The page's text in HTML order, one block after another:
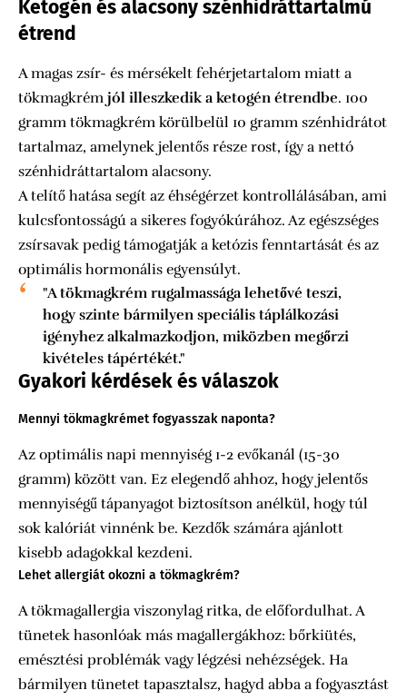
Ketogén és alacsony szénhidráttartalmú
étrend
A magas zsír- és mérsékelt fehérjetartalom miatt a
tökmagkrém jól illeszkedik a ketogén étrendbe. 100
gramm tökmagkrém körülbelül 10 gramm szénhidrátot
tartalmaz, amelynek jelentős része rost, így a nettó
szénhidráttartalom alacsony.
A telítő hatása segít az éhségérzet kontrollálásában, ami
kulcsfontosságú a sikeres fogyókúrához. Az egészséges
zsírsavak pedig támogatják a ketózis fenntartását és az
optimális hormonális egyensúlyt.
"A tökmagkrém rugalmassága lehetővé teszi,
hogy szinte bármilyen speciális táplálkozási
igényhez alkalmazkodjon, miközben megőrzi
kivételes tápértékét."
Gyakori kérdések és válaszok
Mennyi tökmagkrémet fogyasszak naponta?
Az optimális napi mennyiség 1-2 evőkanál (15-30
gramm) között van. Ez elegendő ahhoz, hogy jelentős
mennyiségű tápanyagot biztosítson anélkül, hogy túl
sok kalóriát vinnénk be. Kezdők számára ajánlott
kisebb adagokkal kezdeni.
Lehet allergiát okozni a tökmagkrém?
A tökmagallergia viszonylag ritka, de előfordulhat. A
tünetek hasonlóak más magallergákhoz: bőrkiütés,
emésztési problémák vagy légzési nehézségek. Ha
bármilyen tünetet tapasztalsz, hagyd abba a fogyasztást